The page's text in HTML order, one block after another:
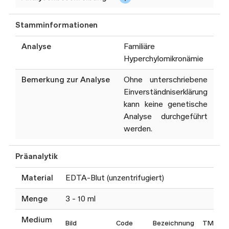
Hochdurchsatzsequenzierung
APOA5, APOC2, APOE,
CREB3L3, GPD1, GPIHBP1,
zusätzliche Deletions- und
Duplikationsanalysen (MLPA)
an den aktuellen Stand der
Wissenschaft angepasst.
bei Vorliegen einer
Kostengutsprache der
Stamminformationen
Analyse
Familiäre
Hyperchylomikronämie
Bemerkung zur Analyse
Ohne unterschriebene
Einverständniserklärung
kann keine genetische
Analyse durchgeführt
werden.
Präanalytik
Material EDTA-Blut (unzentrifugiert)
Menge 3 - 10 ml
Medium Bild Code Bezeichnung
TM